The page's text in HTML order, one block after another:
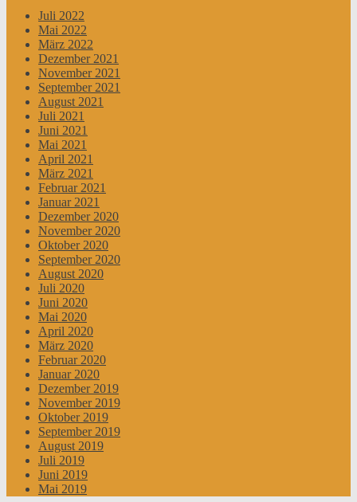
Juli 2022
Mai 2022
März 2022
Dezember 2021
November 2021
September 2021
August 2021
Juli 2021
Juni 2021
Mai 2021
April 2021
März 2021
Februar 2021
Januar 2021
Dezember 2020
November 2020
Oktober 2020
September 2020
August 2020
Juli 2020
Juni 2020
Mai 2020
April 2020
März 2020
Februar 2020
Januar 2020
Dezember 2019
November 2019
Oktober 2019
September 2019
August 2019
Juli 2019
Juni 2019
Mai 2019